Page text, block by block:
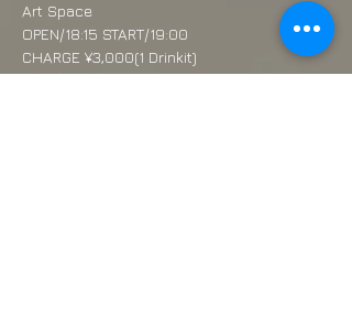
Art Space
OPEN/18:15 START/19:00
CHARGE ¥3,000(1 Drinkit)
お問合せ：sohaegumcd@gmail.com